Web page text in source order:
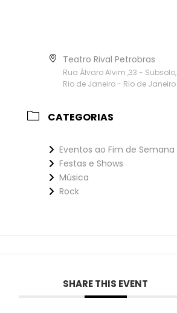
Teatro Rival Petrobras
Rua Álvaro Alvim ,33 - Subsolo,
Rio de Janeiro - Rio de Janeiro
CATEGORIAS
Eventos ao Fim de Semana
Festas e Shows
Música
Rock
SHARE THIS EVENT